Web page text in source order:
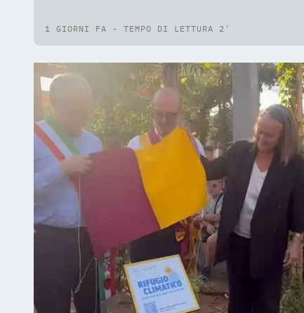
1 GIORNI FA - TEMPO DI LETTURA 2'